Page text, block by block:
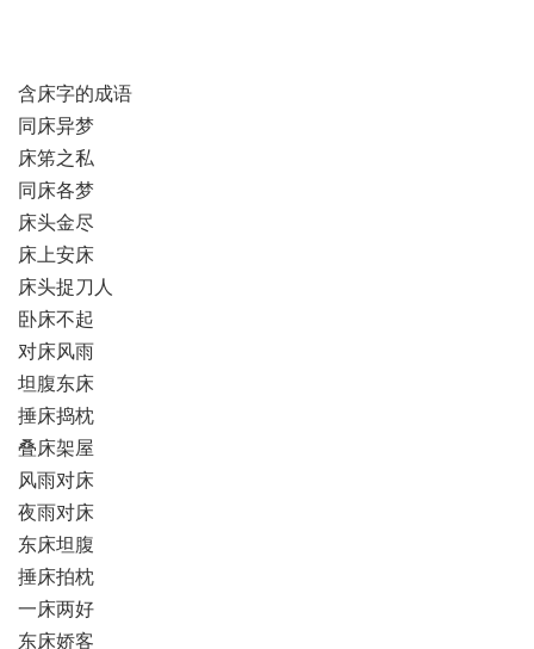
含床字的成语
同床异梦
床笫之私
同床各梦
床头金尽
床上安床
床头捉刀人
卧床不起
对床风雨
坦腹东床
捶床捣枕
叠床架屋
风雨对床
夜雨对床
东床坦腹
捶床拍枕
一床两好
东床娇客